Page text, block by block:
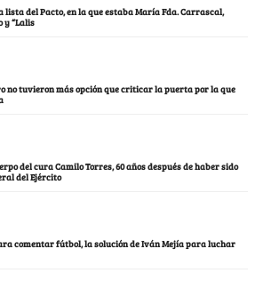
lista del Pacto, en la que estaba María Fda. Carrascal,
y “Lalis
no tuvieron más opción que criticar la puerta por la que
del cura Camilo Torres, 60 años después de haber sido
del Ejército
comentar fútbol, la solución de Iván Mejía para luchar